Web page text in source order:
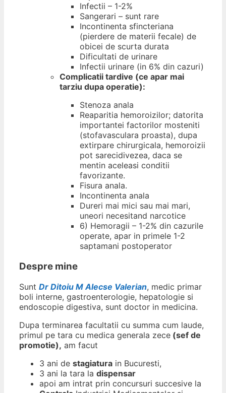
Infectii – 1-2%
Sangerari – sunt rare
Incontinenta sfincteriana
(pierdere de materii fecale) de
obicei de scurta durata
Dificultati de urinare
Infectii urinare (in 6% din cazuri)
Complicatii tardive (ce apar mai
tarziu dupa operatie):
Stenoza anala
Reaparitia hemoroizilor; datorita
importantei factorilor mosteniti
(stofavasculara proasta), dupa
extirpare chirurgicala, hemoroizii
pot sarecidivezea, daca se
mentin aceleasi conditii
favorizante.
Fisura anala.
Incontinenta anala
Dureri mai mici sau mai mari,
uneori necesitand narcotice
6) Hemoragii – 1-2% din cazurile
operate, apar in primele 1-2
saptamani postoperator
Despre mine
Sunt Dr Ditoiu M Alecse Valerian, medic primar
boli interne, gastroenterologie, hepatologie si
endoscopie digestiva, sunt doctor in medicina.
Dupa terminarea facultatii cu summa cum laude,
primul pe tara cu medica generala zece (sef de
promotie), am facut
3 ani de stagiatura in Bucuresti,
3 ani la tara la dispensar
apoi am intrat prin concursuri succesive la